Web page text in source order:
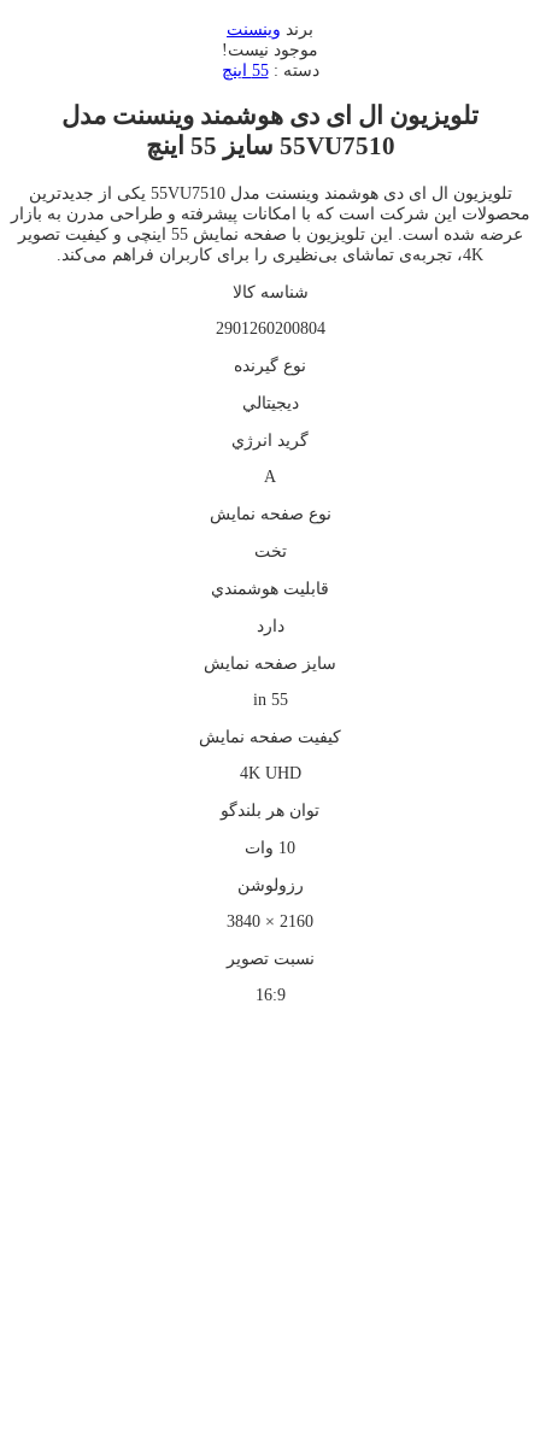
برند وینسنت
موجود نیست!
دسته :55 اینچ
تلویزیون ال ای دی هوشمند وینسنت مدل
55VU7510 سایز 55 اینچ
تلویزیون ال ای دی هوشمند وینسنت مدل 55VU7510 یکی از جدیدترین
محصولات این شرکت است که با امکانات پیشرفته و طراحی مدرن به بازار
عرضه شده است. این تلویزیون با صفحه نمایش 55 اینچی و کیفیت تصویر
4K، تجربه‌ی تماشای بی‌نظیری را برای کاربران فراهم می‌کند.
شناسه کالا
2901260200804
نوع گيرنده
ديجيتالي
گريد انرژي
A
نوع صفحه نمايش
تخت
قابليت هوشمندي
دارد
سايز صفحه نمايش
55 in
كيفيت صفحه نمايش
4K UHD
توان هر بلندگو
10 وات
رزولوشن
2160 × 3840
نسبت تصویر
16:9